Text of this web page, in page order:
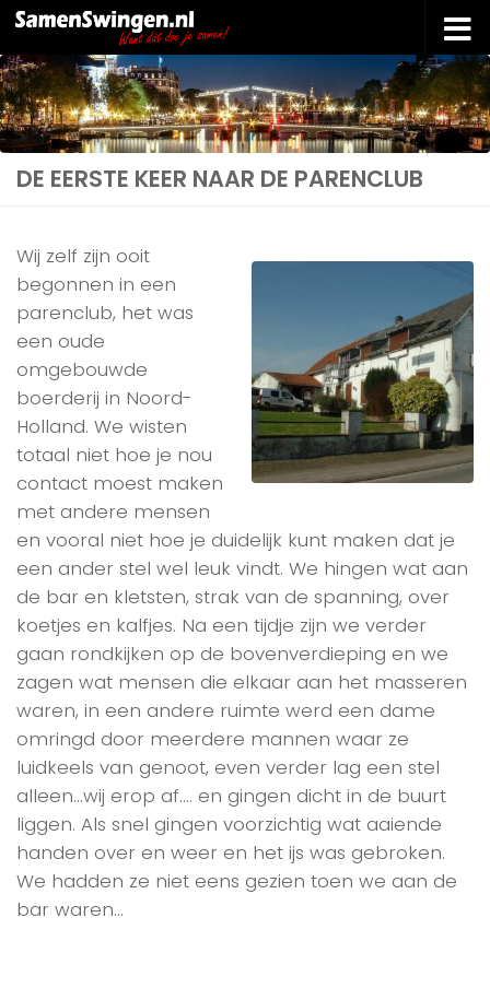
Doorgaan naar inhoud
DE EERSTE KEER NAAR DE PARENCLUB
Wij zelf zijn ooit
begonnen in een
parenclub, het was
een oude
omgebouwde
boerderij in Noord-
Holland. We wisten
totaal niet hoe je nou
contact moest maken
met andere mensen
en vooral niet hoe je duidelijk kunt maken dat je
een ander stel wel leuk vindt. We hingen wat aan
de bar en kletsten, strak van de spanning, over
koetjes en kalfjes. Na een tijdje zijn we verder
gaan rondkijken op de bovenverdieping en we
zagen wat mensen die elkaar aan het masseren
waren, in een andere ruimte werd een dame
omringd door meerdere mannen waar ze
luidkeels van genoot, even verder lag een stel
alleen…wij erop af…. en gingen dicht in de buurt
liggen. Als snel gingen voorzichtig wat aaiende
handen over en weer en het ijs was gebroken.
We hadden ze niet eens gezien toen we aan de
bar waren…